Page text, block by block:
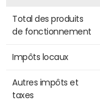
Total des produits
de fonctionnement
Impôts locaux
Autres impôts et
taxes